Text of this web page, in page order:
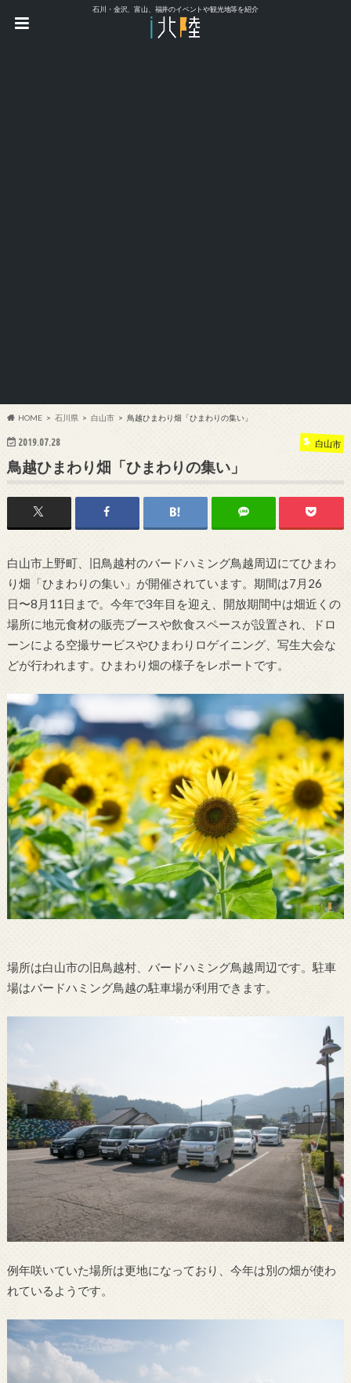
石川・金沢、富山、福井のイベントや観光地等を紹介
HOME 石川県 白山市 鳥越ひまわり畑「ひまわりの集い」
2019.07.28 白山市
鳥越ひまわり畑「ひまわりの集い」
白山市上野町、旧鳥越村のバードハミング鳥越周辺にてひまわ
り畑「ひまわりの集い」が開催されています。期間は7月26
日〜8月11日まで。今年で3年目を迎え、開放期間中は畑近くの
場所に地元食材の販売ブースや飲食スペースが設置され、ドロ
ーンによる空撮サービスやひまわりロゲイニング、写生大会な
どが行われます。ひまわり畑の様子をレポートです。
場所は白山市の旧鳥越村、バードハミング鳥越周辺です。駐車
場はバードハミング鳥越の駐車場が利用できます。
例年咲いていた場所は更地になっており、今年は別の畑が使わ
れているようです。